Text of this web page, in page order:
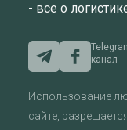
- все о
канал
Использование
сайте,